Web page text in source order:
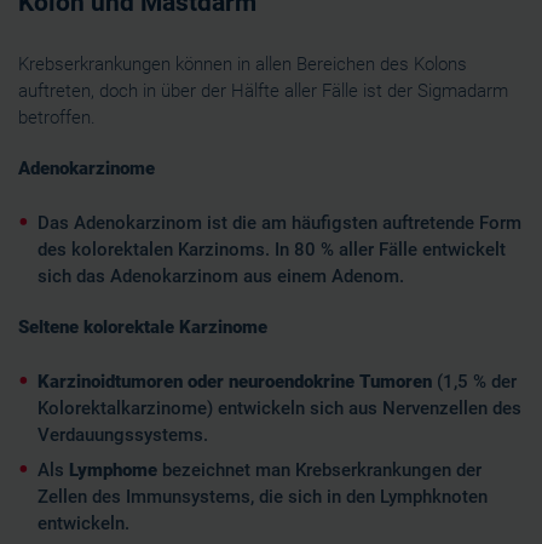
Les cookies nous permettent de personnaliser le contenu
et les annonces, d'offrir des fonctionnalités relatives aux
partageons également des informations sur l'utilisation de
publicité et d'analyse, qui peuvent combiner celles-ci
avec d'autres informations que vous leur avez fournies
ou qu'ils ont collectées lors de votre utilisation de leurs
services.
Krebserkrankungen können in allen Bereichen des Kolons
auftreten, doch in über der Hälfte aller Fälle ist der Sigmadarm
betroffen.
Adenokarzinome
Das Adenokarzinom ist die am häufigsten auftretende Form
des kolorektalen Karzinoms. In 80 % aller Fälle entwickelt
sich das Adenokarzinom aus einem Adenom.
Seltene kolorektale Karzinome
Karzinoidtumoren oder neuroendokrine Tumoren (1,5 % der
Kolorektalkarzinome) entwickeln sich aus Nervenzellen des
Verdauungssystems.
Als Lymphome bezeichnet man Krebserkrankungen der
Zellen des Immunsystems, die sich in den Lymphknoten
entwickeln.